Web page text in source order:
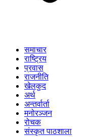
समाचार
राष्ट्रिय
प्रवास
राजनीति
खेलकुद
अर्थ
अन्तर्वार्ता
मनोरञ्जन
रोचक
संस्कृत पाठशाला